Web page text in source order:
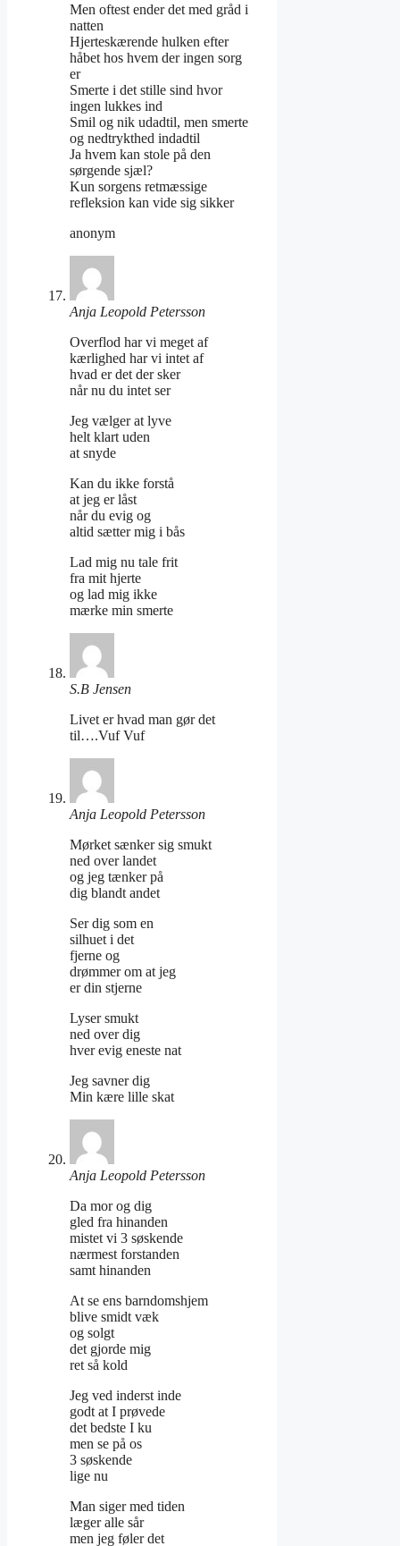
Men oftest ender det med gråd i
natten
Hjerteskærende hulken efter
håbet hos hvem der ingen sorg
er
Smerte i det stille sind hvor
ingen lukkes ind
Smil og nik udadtil, men smerte
og nedtrykthed indadtil
Ja hvem kan stole på den
sørgende sjæl?
Kun sorgens retmæssige
refleksion kan vide sig sikker
anonym
Anja Leopold Petersson
Overflod har vi meget af
kærlighed har vi intet af
hvad er det der sker
når nu du intet ser
Jeg vælger at lyve
helt klart uden
at snyde
Kan du ikke forstå
at jeg er låst
når du evig og
altid sætter mig i bås
Lad mig nu tale frit
fra mit hjerte
og lad mig ikke
mærke min smerte
S.B Jensen
Livet er hvad man gør det
til….Vuf Vuf
Anja Leopold Petersson
Mørket sænker sig smukt
ned over landet
og jeg tænker på
dig blandt andet
Ser dig som en
silhuet i det
fjerne og
drømmer om at jeg
er din stjerne
Lyser smukt
ned over dig
hver evig eneste nat
Jeg savner dig
Min kære lille skat
Anja Leopold Petersson
Da mor og dig
gled fra hinanden
mistet vi 3 søskende
nærmest forstanden
samt hinanden
At se ens barndomshjem
blive smidt væk
og solgt
det gjorde mig
ret så kold
Jeg ved inderst inde
godt at I prøvede
det bedste I ku
men se på os
3 søskende
lige nu
Man siger med tiden
læger alle sår
men jeg føler det